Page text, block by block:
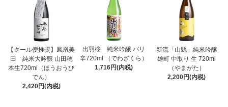
【クール便推奨】鳳凰美
田 純米大吟醸 山田穂
本生720ml（ほうおうび
でん）
2,420円(内税)
出羽桜 純米吟醸 バリ
辛720ml （でわざくら）
1,716円(内税)
新流「山縣」純米吟醸
雄町 中取り 生 720ml
（やまがた）
2,200円(内税)